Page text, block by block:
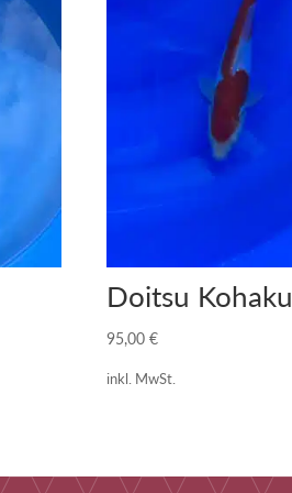
Doitsu Kohaku
95,00€
inkl. MwSt.